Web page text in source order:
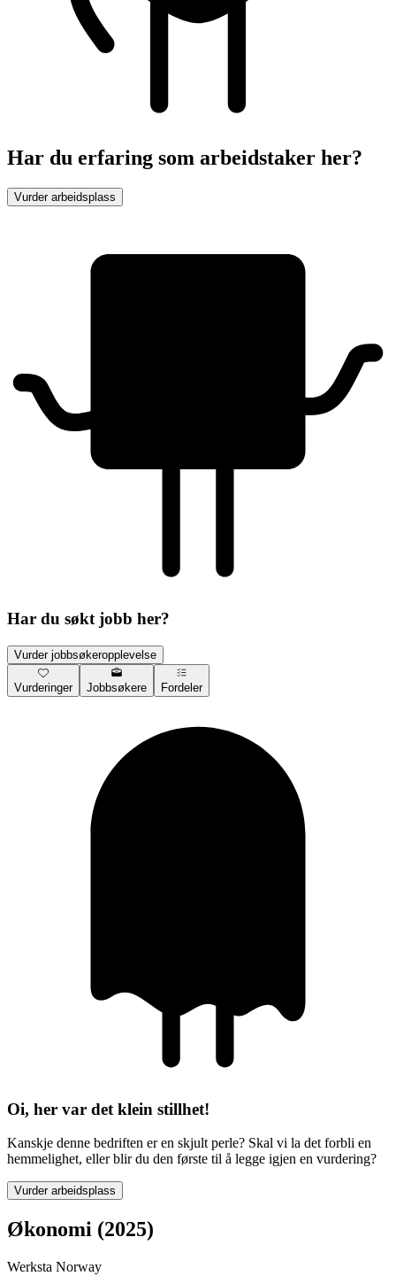
Har du erfaring som arbeidstaker her?
Vurder arbeidsplass
Har du søkt jobb her?
Vurder jobbsøkeropplevelse
Vurderinger Jobbsøkere Fordeler
Oi, her var det klein stillhet!
Kanskje denne bedriften er en skjult perle? Skal vi la det forbli en
hemmelighet, eller blir du den første til å legge igjen en vurdering?
Vurder arbeidsplass
Økonomi (2025)
Werksta Norway